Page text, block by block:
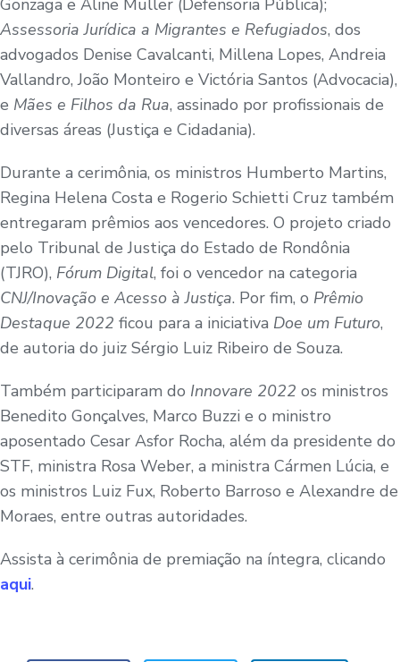
Gonzaga e Aline Muller (Defensoria Pública);
Assessoria Jurídica a Migrantes e Refugiados, dos
advogados Denise Cavalcanti, Millena Lopes, Andreia
Vallandro, João Monteiro e Victória Santos (Advocacia),
e Mães e Filhos da Rua, assinado por profissionais de
diversas áreas (Justiça e Cidadania).
Durante a cerimônia, os ministros Humberto Martins,
Regina Helena Costa e Rogerio Schietti Cruz também
entregaram prêmios aos vencedores. O projeto criado
pelo Tribunal de Justiça do Estado de Rondônia
(TJRO), Fórum Digital, foi o vencedor na categoria
CNJ/Inovação e Acesso à Justiça. Por fim, o Prêmio
Destaque 2022 ficou para a iniciativa Doe um Futuro,
de autoria do juiz Sérgio Luiz Ribeiro de Souza.
Também participaram do Innovare 2022 os ministros
Benedito Gonçalves, Marco Buzzi e o ministro
aposentado Cesar Asfor Rocha, além da presidente do
STF, ministra Rosa Weber, a ministra Cármen Lúcia, e
os ministros Luiz Fux, Roberto Barroso e Alexandre de
Moraes, entre outras autoridades.
Assista à cerimônia de premiação na íntegra, clicando
aqui.